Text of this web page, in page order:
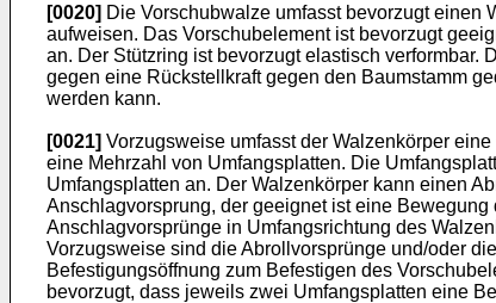
[0020] Die Vorschubwalze umfasst bevorzugt einen
aufweisen. Das Vorschubelement ist bevorzugt
an. Der Stützring ist bevorzugt elastisch verformbar.
gegen eine Rückstellkraft gegen den Baumstamm
werden kann.
[0021] Vorzugsweise umfasst der Walzenkörper
eine Mehrzahl von Umfangsplatten. Die
Umfangsplatten an. Der Walzenkörper kann einen
Anschlagvorsprung, der geeignet ist eine
Anschlagvorsprünge in Umfangsrichtung des
Vorzugsweise sind die Abrollvorsprünge und/oder
Befestigungsöffnung zum Befestigen des
bevorzugt, dass jeweils zwei Umfangsplatten eine